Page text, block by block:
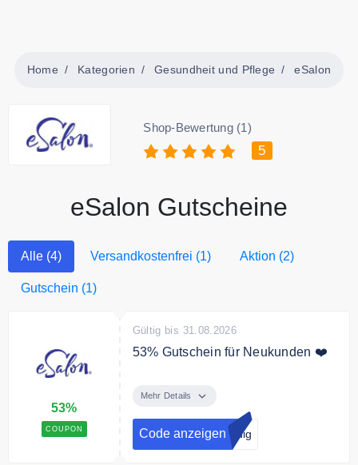
Home Kategorien Gesundheit und Pflege eSalon
Shop-Bewertung (1)
5
eSalon Gutscheine
Alle (4) Versandkostenfrei (1) Aktion (2)
Gutschein (1)
53%
COUPON
Gültig bis 31.08.2026
53% Gutschein für Neukunden ❤️
53% sparen. Sichere Dir Deine
erste Bestellung für nur 11€.
Mehr Details
Code anzeigen ndig